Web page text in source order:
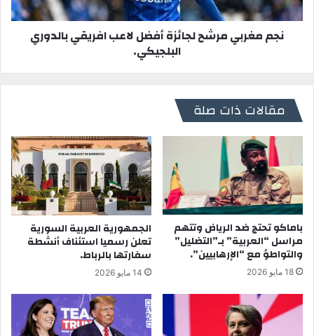
نجم مغربي مرشح لجائزة أفضل لاعب افريقي بالدوري
البلجيكي.
مقالات ذات صلة
باماكو تحتج ضد الرياض وتتهم
مراسل “العربية” بـ”التضليل”
والتواطؤ مع “الإرهابيين”.
18 مايو 2026
الجمهورية العربية السورية
تعلن رسميا استئناف أنشطة
سفارتها بالرباط.
14 مايو 2026